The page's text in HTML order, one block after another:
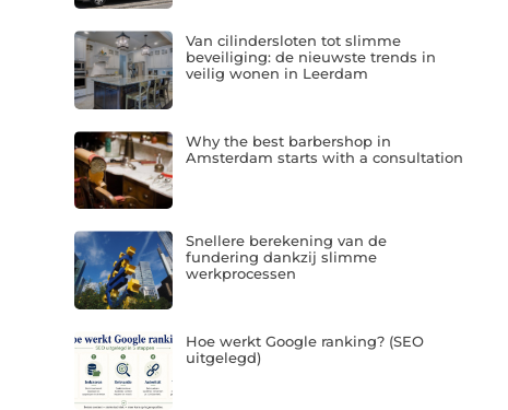
Van cilindersloten tot slimme
beveiliging: de nieuwste trends in
veilig wonen in Leerdam
Why the best barbershop in
Amsterdam starts with a consultation
Snellere berekening van de
fundering dankzij slimme
werkprocessen
Hoe werkt Google ranking? (SEO
uitgelegd)